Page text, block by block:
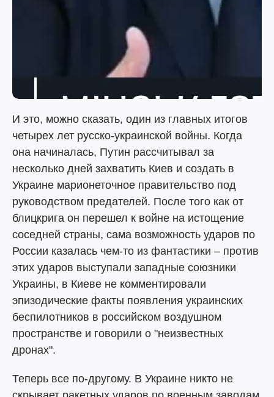
И это, можно сказать, один из главных итогов
четырех лет русско-украинской войны. Когда
она начиналась, Путин рассчитывал за
несколько дней захватить Киев и создать в
Украине марионеточное правительство под
руководством предателей. После того как от
блицкрига он перешел к войне на истощение
соседней страны, сама возможность ударов по
России казалась чем-то из фантастики – против
этих ударов выступали западные союзники
Украины, в Киеве не комментировали
эпизодические факты появления украинских
беспилотников в российском воздушном
пространстве и говорили о "неизвестных
дронах".
Теперь все по-другому. В Украине никто не